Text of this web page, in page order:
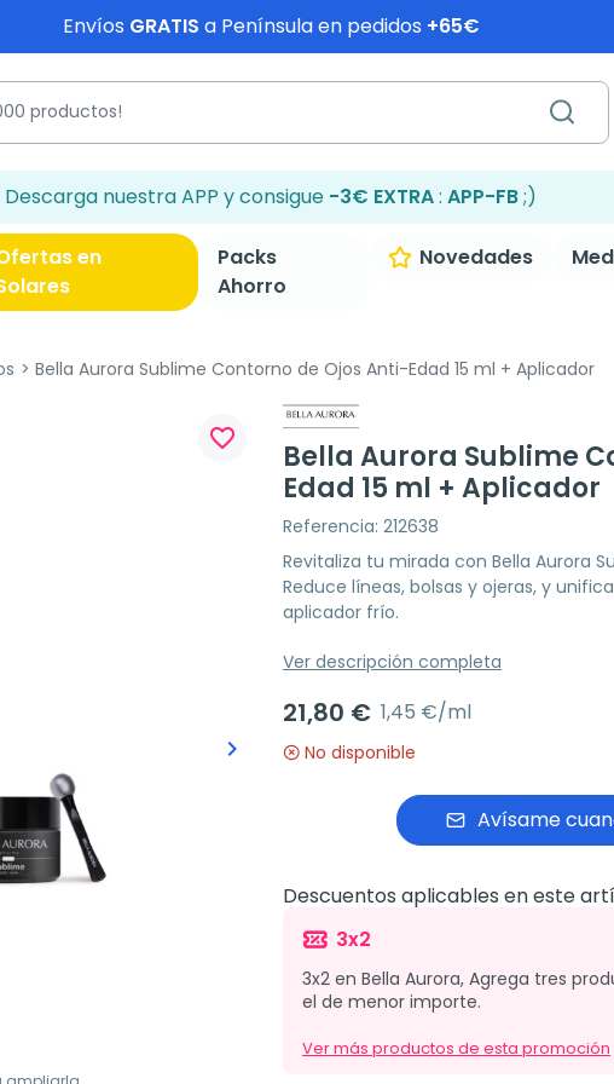
Envíos GRATIS a Península en pedidos +65€
Descarga nuestra APP y consigue -3€ EXTRA: APP-FB;)
en
Packs
Ahorro
Novedades
Bella Aurora Sublime Contorno de Ojos Anti-Edad 15 ml + Aplicador
Siguiente
keyboard_arrow_right
favorite_border
Bella Aurora Sublime
Edad 15 ml + Aplicador
Referencia: 212638
Revitaliza tu mirada con Bella Aurora
Reduce líneas, bolsas y ojeras, y
aplicador frío.
Ver descripción completa
21,80 € 1,45 €/ml
No disponible
Avísame
Descuentos aplicables en este
3x2
3x2 en Bella Aurora, Agrega tres
el de menor importe.
Ver más productos de esta promoción